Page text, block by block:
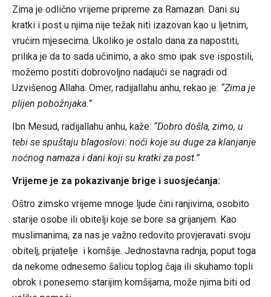
Zima je odlično vrijeme pripreme za Ramazan. Dani su
kratki i post u njima nije težak niti izazovan kao u ljetnim,
vrućim mjesecima. Ukoliko je ostalo dana za napostiti,
prilika je da to sada učinimo, a ako smo ipak sve ispostili,
možemo postiti dobrovoljno nadajući se nagradi od
Uzvišenog Allaha. Omer, radijallahu anhu, rekao je: “Zima je
plijen pobožnjaka.”
Ibn Mesud, radijallahu anhu, kaže: “Dobro došla, zimo, u
tebi se spuštaju blagoslovi: noći koje su duge za klanjanje
noćnog namaza i dani koji su kratki za post.”
Vrijeme je za pokazivanje brige i suosjećanja:
Oštro zimsko vrijeme mnoge ljude čini ranjivima, osobito
starije osobe ili obitelji koje se bore sa grijanjem. Kao
muslimanima, za nas je važno redovito provjeravati svoju
obitelj, prijatelje i komšije. Jednostavna radnja, poput toga
da nekome odnesemo šalicu toplog čaja ili skuhamo topli
obrok i ponesemo starijim komšijama, može njima biti od